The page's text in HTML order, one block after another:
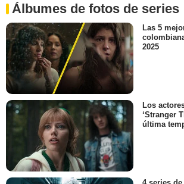
Álbumes de fotos de series
Las 5
2025
Los
‘Stranger
última